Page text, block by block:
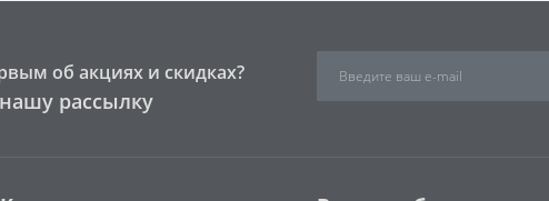
об акциях и скидках?
рассылку